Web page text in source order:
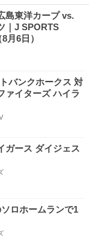
島東洋カープ vs.
｜J SPORTS
月6日）
バンクホークス 対
ァイターズ ハイラ
ガース ダイジェス
ロホームランで1